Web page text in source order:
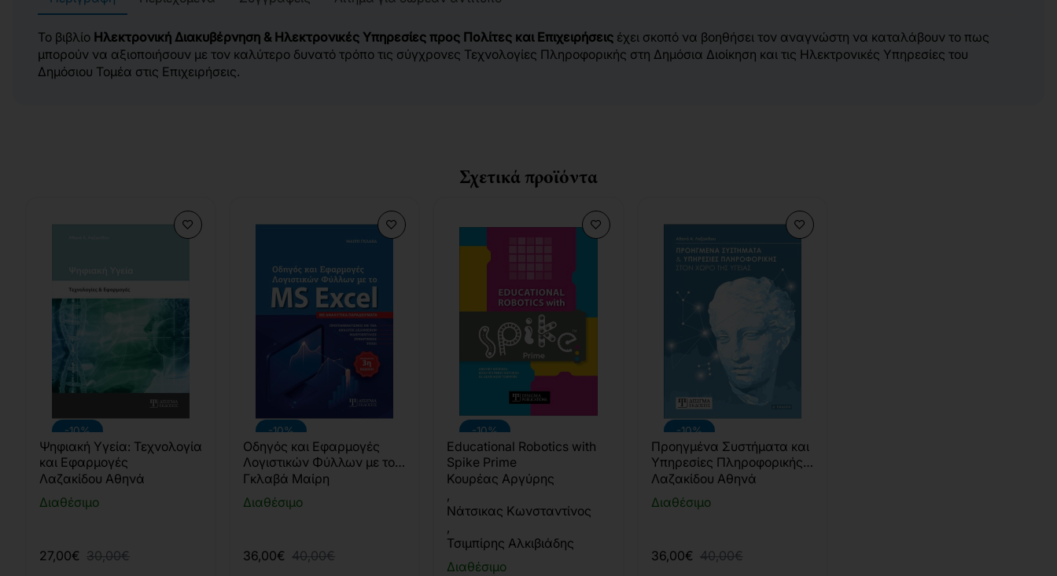
Το βιβλίο Ηλεκτρονική Διακυβέρνηση & Ηλεκτρονικές Υπηρεσίες προς Πολίτες και Επιχειρήσεις έχει σκοπό να βοηθήσει τον αναγνώστη να καταλάβουν το πως
μπορούν να αξιοποιήσουν με τον καλύτερο δυνατό τρόπο τις σύγχρονες Τεχνολογίες Πληροφορικής στη Δημόσια Διοίκηση και τις Ηλεκτρονικές Υπηρεσίες του
Δημόσιου Τομέα στις Επιχειρήσεις.
Σχετικά προϊόντα
-10%
Διαθέσιμο
Ψηφιακή Υγεία: Τεχνολογία
και Εφαρμογές
Λαζακίδου Αθηνά
27,00€ 30,00€
-10%
Διαθέσιμο
Οδηγός και Εφαρμογές
Λογιστικών Φύλλων με το
MS Excel
Γκλαβά Μαίρη
36,00€ 40,00€
-10%
Διαθέσιμο
Educational Robotics with
Spike Prime
Κουρέας Αργύρης
,
Νάτσικας Κωνσταντίνος
,
Τσιμπίρης Αλκιβιάδης
-10%
Διαθέσιμο
Προηγμένα Συστήματα και
Υπηρεσίες Πληροφορικής
(4η έκδοση)
Λαζακίδου Αθηνά
36,00€ 40,00€